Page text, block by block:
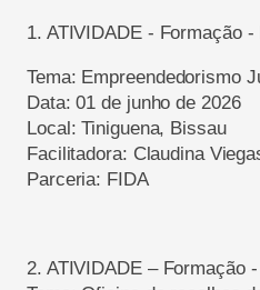
1. ATIVIDADE- Formação -
Tema: Empreendedorismo
Data:01 de junho de 2026
Local: Tiniguena, Bissau
Facilitadora: Claudina
Parceria: FIDA
2. ATIVIDADE – Formação-